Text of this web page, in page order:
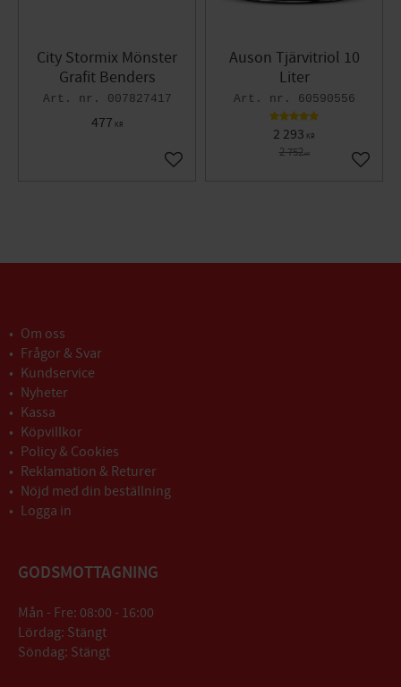
City Stormix Mönster
Grafit Benders
007827417
477 KR
Lägg till i favoriter
Auson Tjärvitriol 10
Liter
60590556
2 293 KR
2 752KR
Lägg
Om oss
Frågor & Svar
Kundservice
Nyheter
Kassa
Köpvillkor
Policy & Cookies
Reklamation & Returer
Nöjd med din beställning
Logga in
GODSMOTTAGNING
Mån - Fre: 08:00 - 16:00
Lördag: Stängt
Söndag: Stängt